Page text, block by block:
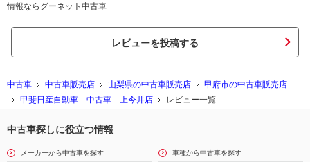
情報ならグーネット中古車
レビューを投稿する
中古車 中古車販売店 山梨県の中古車販売店
甲府市の中古車販売店
甲斐日産自動車 中古車 上今井店
レビュー一覧
中古車探しに役立つ情報
メーカーから中古車を探す 車種から中古車を探す